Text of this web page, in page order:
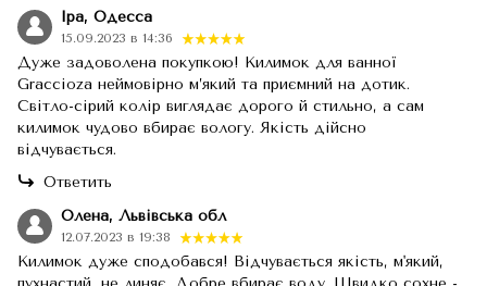
Іра, Одесса
15.09.2023 в 14:36
Дуже задоволена покупкою! Килимок для ванної
Graccioza неймовірно м’який та приємний на дотик.
Світло-сірий колір виглядає дорого й стильно, а сам
килимок чудово вбирає вологу. Якість дійсно
відчувається.
Ответить
Олена, Львівська обл
12.07.2023 в 19:38
Килимок дуже сподобався! Відчувається якість, м'який,